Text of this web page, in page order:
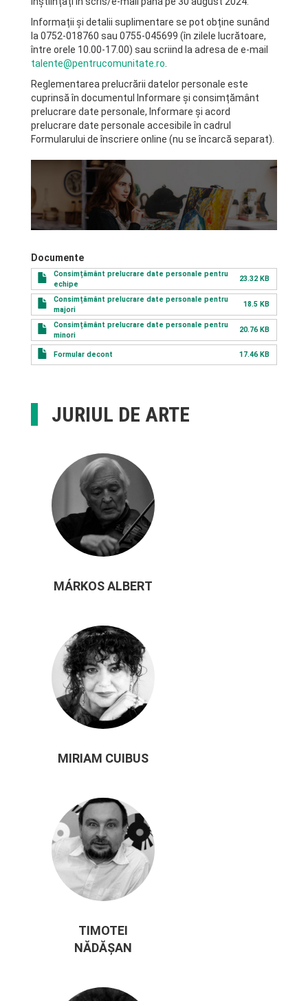
Informații și detalii suplimentare se pot obține sunând
la 0752-018760 sau 0755-045699 (în zilele lucrătoare,
între orele 10.00-17.00) sau scriind la adresa de e-mail
talente@pentrucomunitate.ro
Reglementarea prelucrării datelor personale este
cuprinsă în documentul Informare și consimțământ
prelucrare date personale, Informare și acord
prelucrare date personale accesibile în cadrul
Formularului de înscriere online (nu se încarcă separat).
Documente
Consimțământ prelucrare date personale pentru
echipe
23.32 KB
Consimțământ prelucrare date personale pentru
majori
18.5 KB
Consimțământ prelucrare date personale pentru
minori
20.76 KB
Formular decont 17.46 KB
JURIUL DE ARTE
MÁRKOS ALBERT
MIRIAM CUIBUS
TIMOTEI
NĂDĂȘAN